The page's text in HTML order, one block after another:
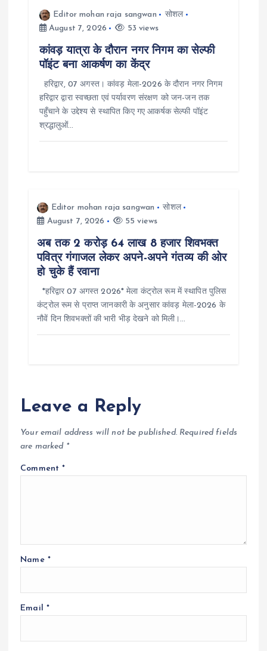
Editor mohan raja sangwan
सोशल
August 7, 2026
53 views
कांवड़ यात्रा के दौरान नगर निगम का सेल्फी
पॉइंट बना आकर्षण का केंद्र
हरिद्वार, 07 अगस्त। कांवड़ मेला-2026 के दौरान नगर निगम
हरिद्वार द्वारा स्वच्छता एवं पर्यावरण संरक्षण को जन-जन तक
पहुँचाने के उद्देश्य से स्थापित किए गए आकर्षक सेल्फी पॉइंट
श्रद्धालुओं…
Editor mohan raja sangwan
सोशल
August 7, 2026
55 views
अब तक 2 करोड़ 64 लाख 8 हजार शिवभक्त
पवित्र गंगाजल लेकर अपने-अपने गंतव्य की ओर
हो चुके हैं रवाना
*हरिद्वार 07 अगस्त 2026* मेला कंट्रोल रूम में स्थापित पुलिस
कंट्रोल रूम से प्राप्त जानकारी के अनुसार कांवड़ मेला-2026 के
नौवें दिन शिवभक्तों की भारी भीड़ देखने को मिली।…
Leave a Reply
Your email address will not be published. Required fields
are marked *
Comment*
Name *
Email *